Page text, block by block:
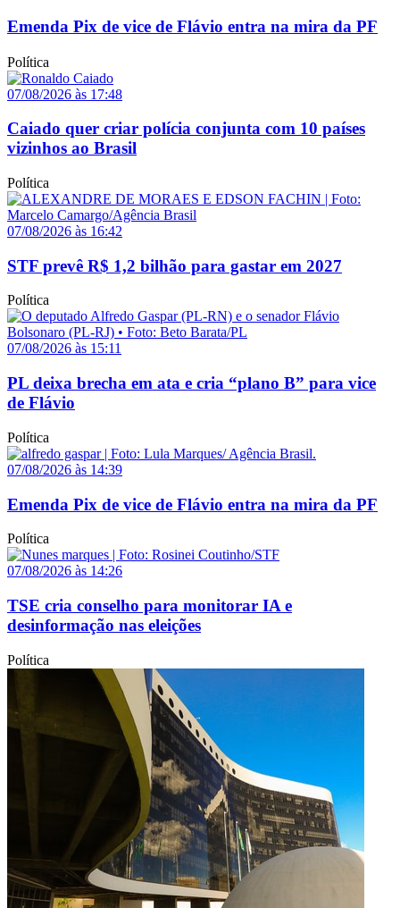
Emenda Pix de vice de Flávio entra na mira da PF
Política
07/08/2026 às 17:48
Caiado quer criar polícia conjunta com 10 países
vizinhos ao Brasil
Política
07/08/2026 às 16:42
STF prevê R$ 1,2 bilhão para gastar em 2027
Política
07/08/2026 às 15:11
PL deixa brecha em ata e cria “plano B” para vice
de Flávio
Política
07/08/2026 às 14:39
Emenda Pix de vice de Flávio entra na mira da PF
Política
07/08/2026 às 14:26
TSE cria conselho para monitorar IA e
desinformação nas eleições
Política